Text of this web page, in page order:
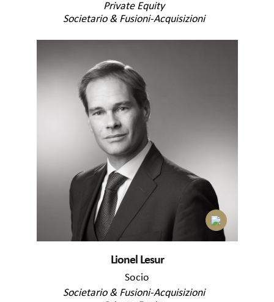
Private Equity
Societario & Fusioni-Acquisizioni
Lionel Lesur
Socio
Societario & Fusioni-Acquisizioni